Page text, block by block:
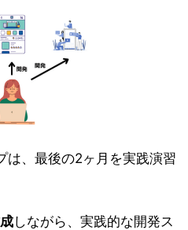
は、最後の2ヶ月を実践演習
しながら、実践的な開発ス